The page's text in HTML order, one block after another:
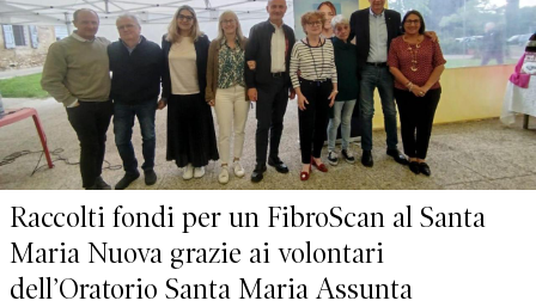
Raccolti fondi per un FibroScan al Santa
Maria Nuova grazie ai volontari
dell’Oratorio Santa Maria Assunta